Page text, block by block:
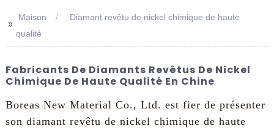
>> Maison
Diamant revêtu de nickel chimique de haute
qualité
Fabricants De Diamants Revêtus De Nickel
Chimique De Haute Qualité En Chine
Boreas New Material Co., Ltd. est fier de présenter
son diamant revêtu de nickel chimique de haute